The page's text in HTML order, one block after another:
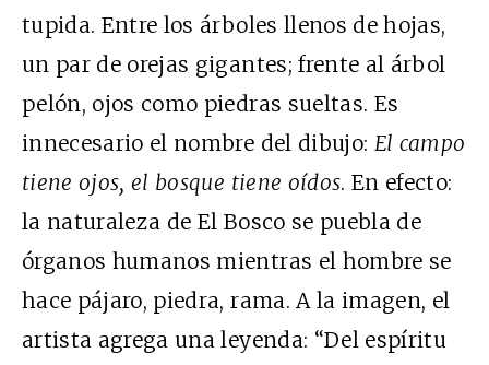
tupida. Entre los árboles llenos de hojas,
un par de orejas gigantes; frente al árbol
pelón, ojos como piedras sueltas. Es
innecesario el nombre del dibujo: El campo
tiene ojos, el bosque tiene oídos. En efecto:
la naturaleza de El Bosco se puebla de
órganos humanos mientras el hombre se
hace pájaro, piedra, rama. A la imagen, el
artista agrega una leyenda: “Del espíritu